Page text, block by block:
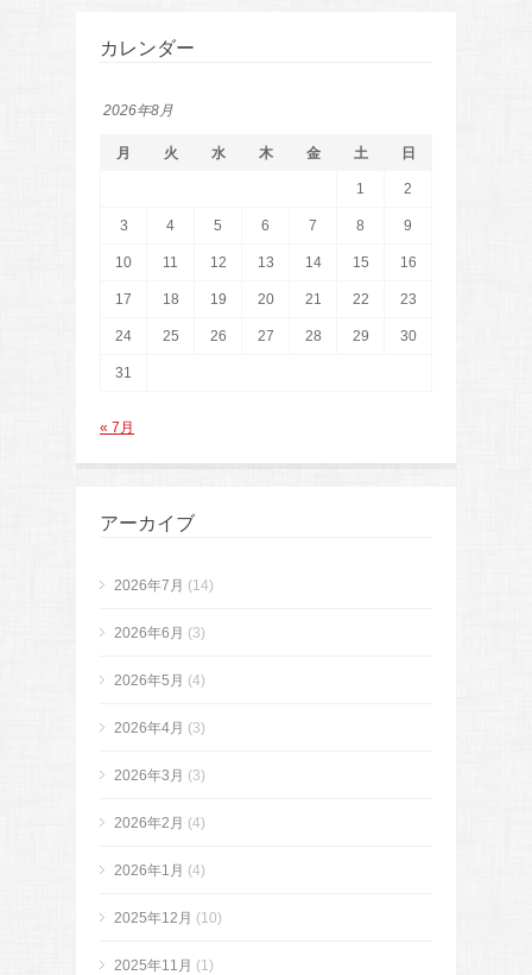
カレンダー
2026年8月
月 火 水 木 金 土 日
1 2
3 4 5 6 7 8 9
10 11 12 13 14 15 16
17 18 19 20 21 22 23
24 25 26 27 28 29 30
31
« 7月
アーカイブ
2026年7月 (14)
2026年6月 (3)
2026年5月 (4)
2026年4月 (3)
2026年3月 (3)
2026年2月 (4)
2026年1月 (4)
2025年12月 (10)
2025年11月 (1)